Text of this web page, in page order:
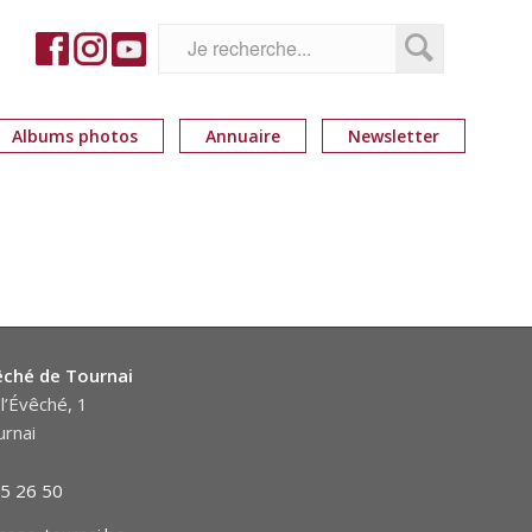
Albums photos Annuaire Newsletter
de Tournai
1
26 50